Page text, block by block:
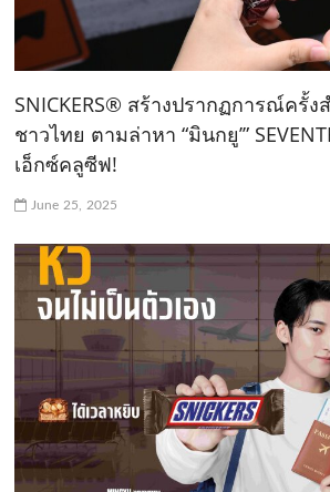
SNICKERS® สร้างปรากฏการณ์ครั้
ชาวไทย ตามล่าหา “มินกยู’”
เอ็กซ์คลูซีฟ!
June 25, 2025